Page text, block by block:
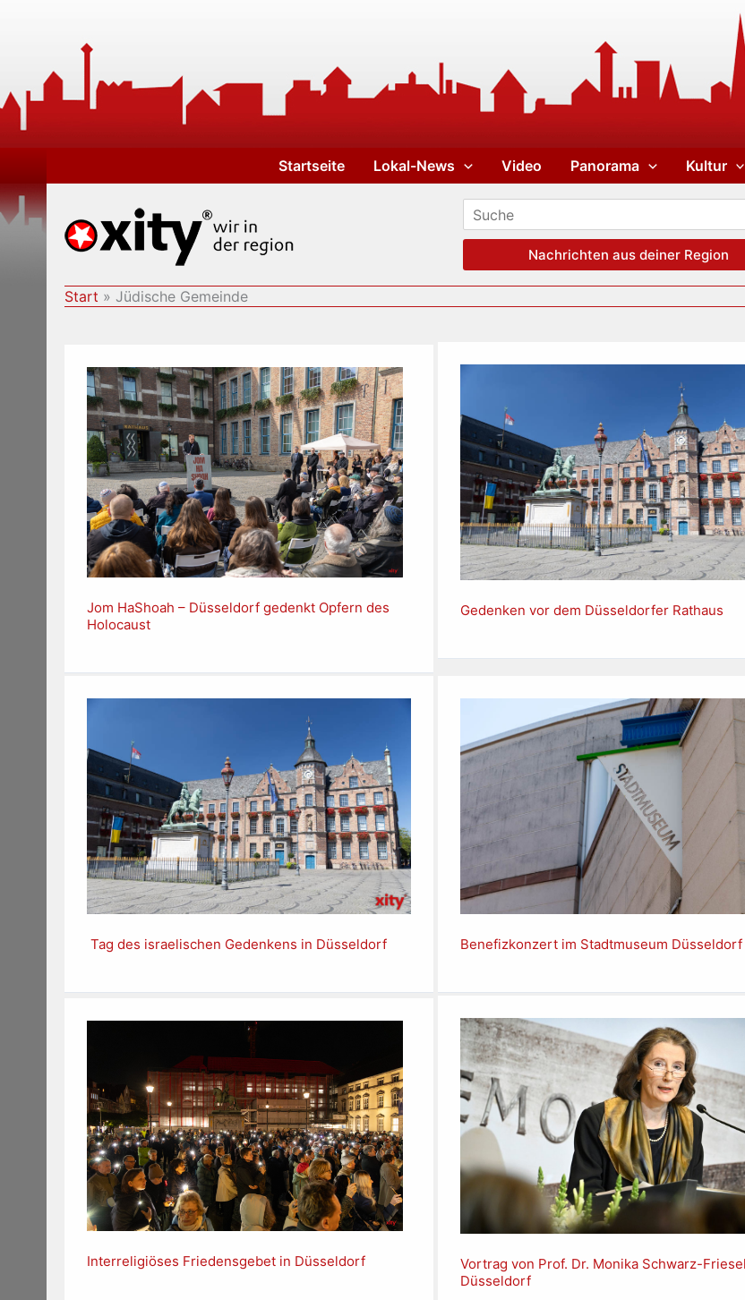
Startseite Lokal-News Video Panorama Kultur
Nachrichten aus deiner Region
Start Jüdische Gemeinde
Jom HaShoah – Düsseldorf gedenkt Opfern des
Holocaust
Gedenken vor dem Düsseldorfer Rathaus
Tag des israelischen Gedenkens in Düsseldorf Benefizkonzert im Stadtmuseum Düsseldorf
Interreligiöses Friedensgebet in Düsseldorf
Vortrag von Prof. Dr. Monika Schwarz-
Düsseldorf